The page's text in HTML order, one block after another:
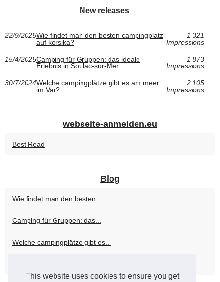
This website uses cookies to ensure you get
New releases
22/9/2025Wie findet man den besten campingplatz
auf korsika?
1 321
Impressions
15/4/2025Camping für Gruppen: das ideale
Erlebnis in Soulac-sur-Mer
1 873
Impressions
30/7/2024Welche campingplätze gibt es am meer
im Var?
2 105
Impressions
webseite-anmelden.eu
Best Read
Blog
Wie findet man den besten...
Camping für Gruppen: das...
Welche campingplätze gibt es...